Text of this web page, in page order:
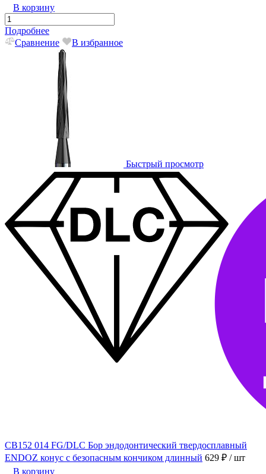
В корзину
Подробнее
Сравнение
В избранное
Быстрый просмотр
CB152 014 FG/DLC Бор эндодонтический твердосплавный
ENDOZ конус с безопасным кончиком длинный 629 ₽ / шт
В корзину